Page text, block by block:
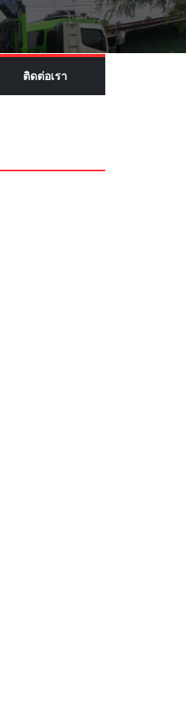
ติดต่อเรา